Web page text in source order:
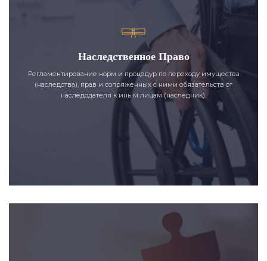
Наследственное Право
Регламентирование норм и процедур по переходу имущества
(наследства), прав и сопряженных с ними обязательств от
наследодателя к иным лицам (наследник).